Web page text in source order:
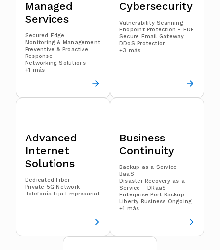
Managed
Services
Secured Edge
Monitoring & Management
Preventive & Proactive
Response
Networking Solutions
+1 más
Cyber​security
Vulnerability Scanning
Endpoint Protection - EDR
Secure Email Gateway
DDoS Protection
+3 más
Advanced
Internet
Solutions
Dedicated Fiber
Private 5G Network
Telefonía Fija Empresarial
Business
Continuity
Backup as a Service -
BaaS
Disaster Recovery as a
Service - DRaaS
Enterprise Port Backup
Liberty Business Ongoing
+1 más